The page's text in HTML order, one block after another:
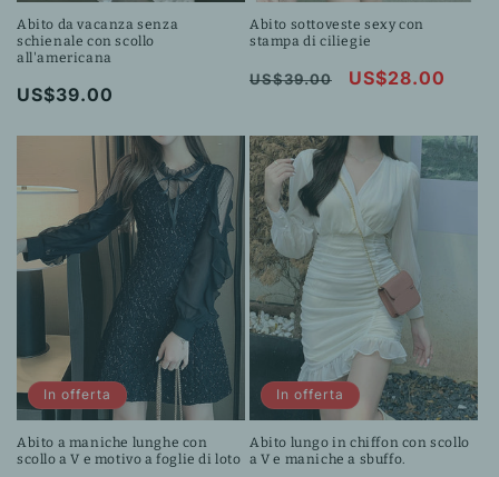
Abito da vacanza senza
schienale con scollo
all'americana
Prezzo
US$39.00
Abito sottoveste sexy con
stampa di ciliegie
Prezzo
listino
US$39.00
Prezzo
US$28.00
In offerta
Abito a maniche lunghe con
scollo a V e motivo a foglie di loto
In offerta
Abito lungo in chiffon con scollo
a V e maniche a sbuffo.